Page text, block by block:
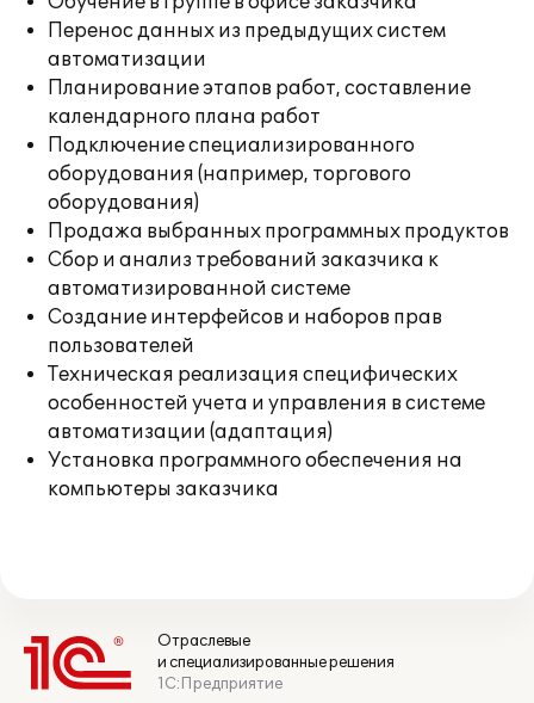
Перенос данных из предыдущих систем
автоматизации
Планирование этапов работ, составление
календарного плана работ
Подключение специализированного
оборудования (например, торгового
оборудования)
Продажа выбранных программных продуктов
Сбор и анализ требований заказчика к
автоматизированной системе
Создание интерфейсов и наборов прав
пользователей
Техническая реализация специфических
особенностей учета и управления в системе
автоматизации (адаптация)
Установка программного обеспечения на
компьютеры заказчика
Отраслевые
и специализированные решения
1С:Предприятие